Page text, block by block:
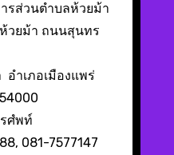
รส่วนตำบลห้วยม้า
วยม้า ถนนสุนทร
ำเภอเมืองแพร่
ศํพท์
081-7577147